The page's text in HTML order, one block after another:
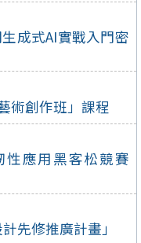
成式AI實戰入門密
術創作班」課程
性應用黑客松競賽
先修推廣計畫」